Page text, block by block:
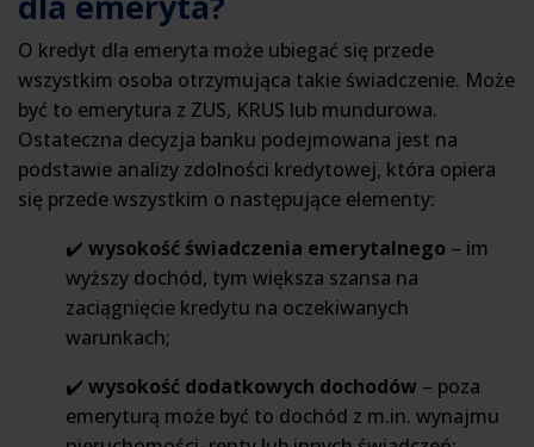
O kredyt dla emeryta może ubiegać się przede
wszystkim osoba otrzymująca takie świadczenie. Może
być to emerytura z ZUS, KRUS lub mundurowa.
Ostateczna decyzja banku podejmowana jest na
podstawie analizy zdolności kredytowej, która opiera
się przede wszystkim o następujące elementy:
✔️ wysokość świadczenia emerytalnego – im
wyższy dochód, tym większa szansa na
zaciągnięcie kredytu na oczekiwanych
warunkach;
✔️ wysokość dodatkowych dochodów – poza
emeryturą może być to dochód z m.in. wynajmu